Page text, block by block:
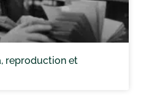
reproduction et